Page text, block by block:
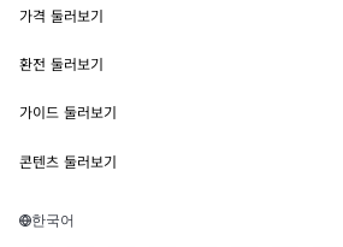
MetaMask Connect
Snaps
웹3 서비스
보안
고객 지원
채용
가격 둘러보기
이더리움 가격
솔라나 가격
테더 가격
환전 둘러보기
ETH를 USD로 환전
USDT를 INR로 환전
BTC를 INR로 환전
가이드 둘러보기
ETH 매수
콘텐츠 둘러보기
솔라나 지갑
한국어